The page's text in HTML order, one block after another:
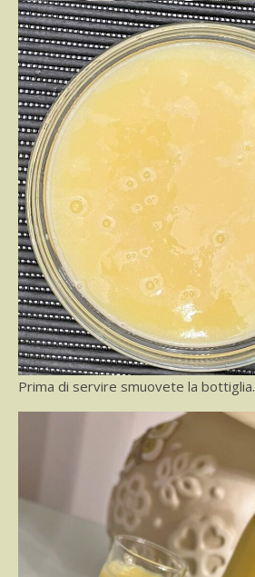
Prima di servire smuovete la bottiglia.